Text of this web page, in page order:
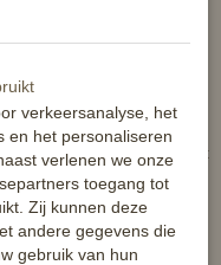
deur het opgestelde
zowel naar u toe als naar
terug voor uw risico en
De datum van
Bewaar daarom het
in op het moment van
de track en trace
hebben, langer dan de
huur.
verkeersanalyse, het
en het personaliseren
verlenen we onze
toegang tot
Zij kunnen deze
andere gegevens die
gebruik van hun